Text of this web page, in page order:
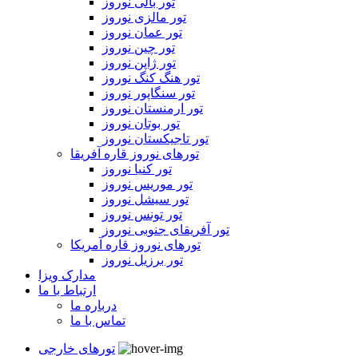
تور مالزی نوروز
تور عمان نوروز
تور چین نوروز
تور ژاپن نوروز
تور هنگ کنگ نوروز
تور سنگاپور نوروز
تور ارمنستان نوروز
تور بوتان نوروز
تور تاجیکستان نوروز
تورهای نوروز قاره آفریقا
تور کنیا نوروز
تور موریس نوروز
تور سیشل نوروز
تور تونس نوروز
تور آفریقای جنوبی نوروز
تورهای نوروز قاره آمریکا
تور برزیل نوروز
مدارک ویزا
ارتباط با ما
درباره ما
تماس با ما
تورهای خارجی